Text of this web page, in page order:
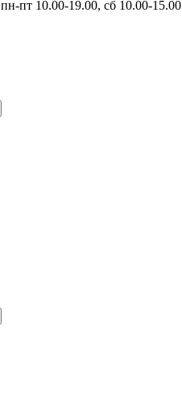
пн-пт 10.00-19.00, сб 10.00-15.00